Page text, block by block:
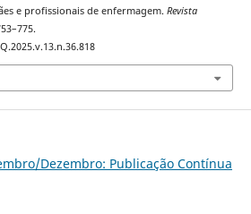
e profissionais de enfermagem. Revista
Dezembro: Publicação Contínua